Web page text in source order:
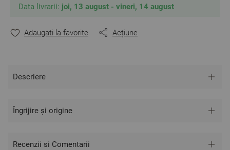
Data livrarii: joi, 13 august - vineri, 14 august
Adaugati la favorite Acțiune
Descriere
Îngrijire și origine
Recenzii si Comentarii